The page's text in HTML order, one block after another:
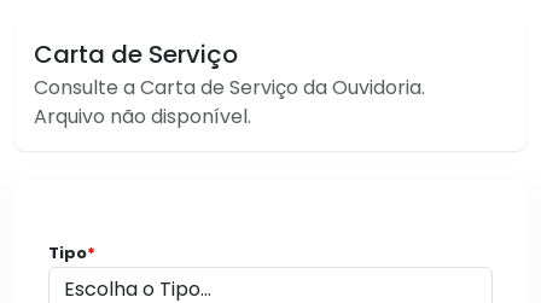
Carta de Serviço
Consulte a Carta de Serviço da Ouvidoria.
Arquivo não disponível.
Tipo*